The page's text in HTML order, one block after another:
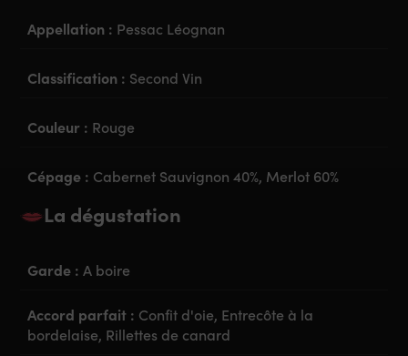
Appellation : Pessac Léognan
Classification : Second Vin
Couleur : Rouge
Cépage : Cabernet Sauvignon 40%, Merlot 60%
La dégustation
Garde :A boire
Accord parfait : Confit d'oie, Entrecôte à la
bordelaise, Rillettes de canard